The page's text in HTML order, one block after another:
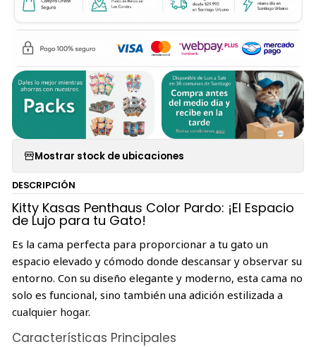
Mostrar stock de ubicaciones
DESCRIPCIÓN
Kitty Kasas Penthaus Color Pardo: ¡El Espacio
de Lujo para tu Gato!
Es la cama perfecta para proporcionar a tu gato un
espacio elevado y cómodo donde descansar y observar su
entorno. Con su diseño elegante y moderno, esta cama no
solo es funcional, sino también una adición estilizada a
cualquier hogar.
Características Principales